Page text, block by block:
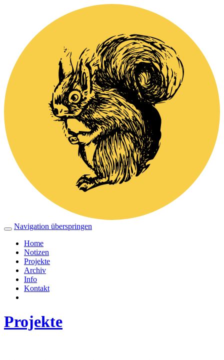
Navigation überspringen
Home
Notizen
Projekte
Archiv
Info
Kontakt
Projekte